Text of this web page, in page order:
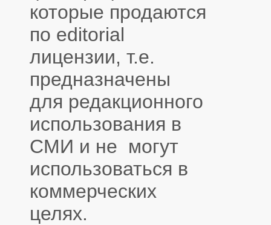
которые продаются
по editorial
лицензии, т.е.
предназначены
для редакционного
использования в
СМИ и не могут
использоваться в
коммерческих
целях.